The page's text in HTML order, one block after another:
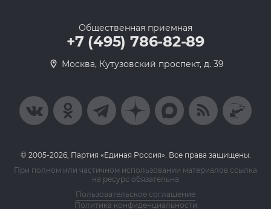
Общественная приемная
+7 (495) 786-82-89
Москва, Кутузовский проспект, д. 39
© 2005-2026, Партия «Единая Россия». Все права защищены.
При полном или частичном использовании материалов ссылка
на ресурс обязательна
Пользовательское соглашение
Политика конфиденциальности